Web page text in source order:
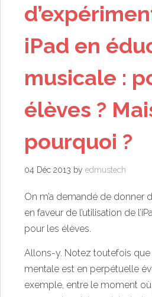
iPad en
musicale :
élèves ?
pourquoi ?
04 Déc 2013 by edmustech
On m’a demandé de donner
en faveur de l’utilisation de
pour les élèves.
Allons-y. Notez toutefois
mentale est en perpétuelle
exemple, entre le moment où